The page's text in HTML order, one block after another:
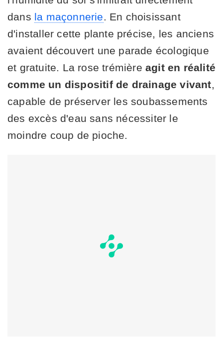
dans la maçonnerie. En choisissant
d'installer cette plante précise, les anciens
avaient découvert une parade écologique
et gratuite. La rose trémière agit en réalité
comme un dispositif de drainage vivant,
capable de préserver les soubassements
des excès d'eau sans nécessiter le
moindre coup de pioche.